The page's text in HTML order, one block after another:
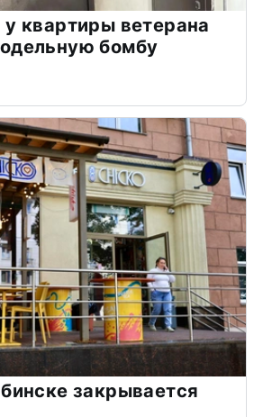
квартиры ветерана
бомбу
закрывается